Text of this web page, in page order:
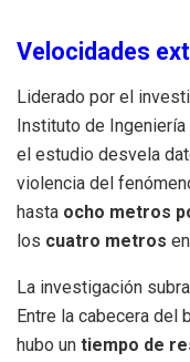
Velocidades
Liderado por el
Instituto de
el estudio desvela
violencia del
hasta ocho metros
los cuatro metros
La investigación
Entre la cabecera del
hubo un tiempo de